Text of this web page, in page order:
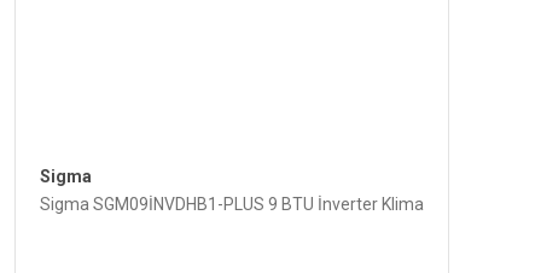
Sigma
Sigma SGM09İNVDHB1-PLUS 9 BTU İnverter Klima